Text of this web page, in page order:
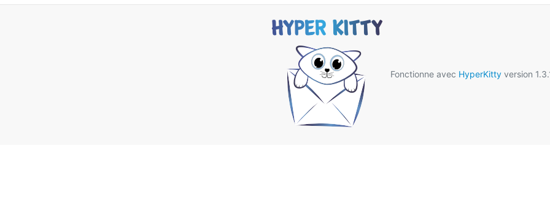
Fonctionne avec HyperKittyversion